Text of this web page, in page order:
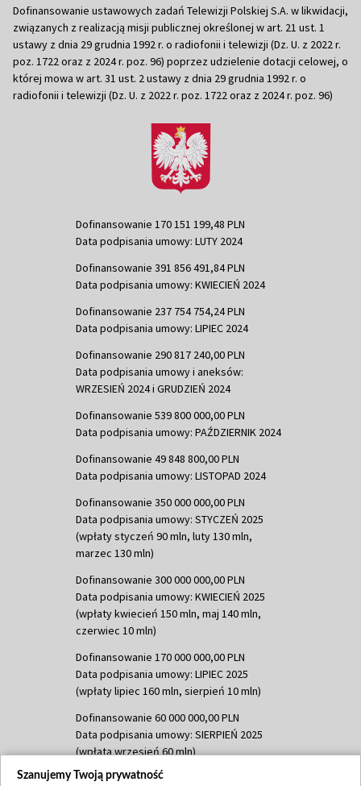
Dofinansowanie ustawowych zadań Telewizji Polskiej S.A. w likwidacji,
związanych z realizacją misji publicznej określonej w art. 21 ust. 1
ustawy z dnia 29 grudnia 1992 r. o radiofonii i telewizji (Dz. U. z 2022 r.
poz. 1722 oraz z 2024 r. poz. 96) poprzez udzielenie dotacji celowej, o
której mowa w art. 31 ust. 2 ustawy z dnia 29 grudnia 1992 r. o
radiofonii i telewizji (Dz. U. z 2022 r. poz. 1722 oraz z 2024 r. poz. 96)
Dofinansowanie 170 151 199,48 PLN
Data podpisania umowy: LUTY 2024
Dofinansowanie 391 856 491,84 PLN
Data podpisania umowy: KWIECIEŃ 2024
Dofinansowanie 237 754 754,24 PLN
Data podpisania umowy: LIPIEC 2024
Dofinansowanie 290 817 240,00 PLN
Data podpisania umowy i aneksów:
WRZESIEŃ 2024 i GRUDZIEŃ 2024
Dofinansowanie 539 800 000,00 PLN
Data podpisania umowy: PAŹDZIERNIK 2024
Dofinansowanie 49 848 800,00 PLN
Data podpisania umowy: LISTOPAD 2024
Dofinansowanie 350 000 000,00 PLN
Data podpisania umowy: STYCZEŃ 2025
(wpłaty styczeń 90 mln, luty 130 mln,
marzec 130 mln)
Dofinansowanie 300 000 000,00 PLN
Data podpisania umowy: KWIECIEŃ 2025
(wpłaty kwiecień 150 mln, maj 140 mln,
czerwiec 10 mln)
Dofinansowanie 170 000 000,00 PLN
Data podpisania umowy: LIPIEC 2025
(wpłaty lipiec 160 mln, sierpień 10 mln)
Dofinansowanie 60 000 000,00 PLN
Data podpisania umowy: SIERPIEŃ 2025
(wpłata wrzesień 60 mln)
Dofinansowanie 635 783 051,21 PLN
Szanujemy Twoją prywatność